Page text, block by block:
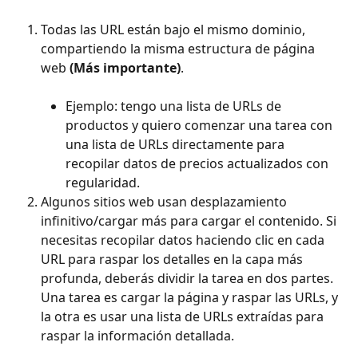
Todas las URL están bajo el mismo dominio,
compartiendo la misma estructura de página
web (Más importante).
Ejemplo: tengo una lista de URLs de
productos y quiero comenzar una tarea con
una lista de URLs directamente para
recopilar datos de precios actualizados con
regularidad.
Algunos sitios web usan desplazamiento
infinitivo/cargar más para cargar el contenido. Si
necesitas recopilar datos haciendo clic en cada
URL para raspar los detalles en la capa más
profunda, deberás dividir la tarea en dos partes.
Una tarea es cargar la página y raspar las URLs, y
la otra es usar una lista de URLs extraídas para
raspar la información detallada.